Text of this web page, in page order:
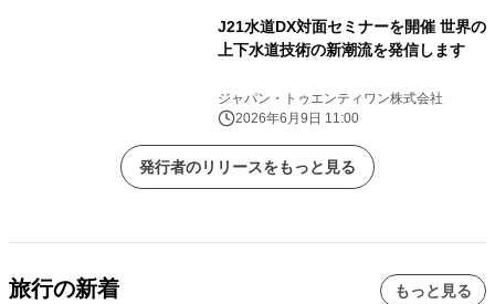
J21水道DX対面セミナーを開催 世界の
上下水道技術の新潮流を発信します
ジャパン・トゥエンティワン株式会社
2026年6月9日 11:00
発行者のリリースをもっと見る
旅行の新着 もっと見る